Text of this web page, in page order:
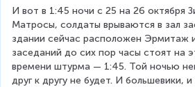
И вот в 1:45 ночи с 25 на 26 октября
Матросы, солдаты врываются в зал
здании сейчас расположен Эрмитаж
заседаний до сих пор часы стоят на
времени штурма — 1:45. Той ночью
друг к другу не будет. И большевики,